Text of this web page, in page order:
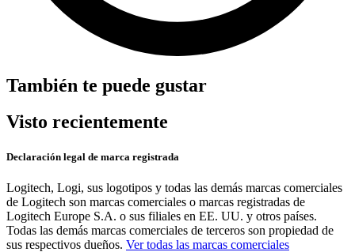
También te puede gustar
Visto recientemente
Declaración legal de marca registrada
Logitech, Logi, sus logotipos y todas las demás marcas comerciales
de Logitech son marcas comerciales o marcas registradas de
Logitech Europe S.A. o sus filiales en EE. UU. y otros países.
Todas las demás marcas comerciales de terceros son propiedad de
sus respectivos dueños. Ver todas las marcas comerciales